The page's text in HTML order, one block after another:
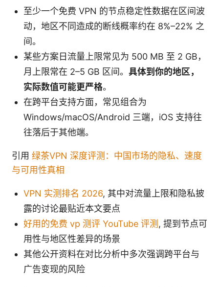
至少一个免费 VPN 的节点稳定性数据在区间波
动，地区不同造成的断线概率约在 8%–22% 之
间。
某些方案日流量上限常见为 500 MB 至 2 GB，
月上限常在 2–5 GB 区间。 具体到你的地区，
实际数值可能更严格。
在跨平台支持方面，常见组合为
Windows/macOS/Android 三端，iOS 支持往
往落后于其他端。
引用 绿茶VPN 深度评测：中国市场的隐私、速度
与可用性真相
VPN 实测排名 2026, 其中对流量上限和隐私披
露的讨论最贴近本文要点
好用的免费 vp 测评 YouTube 评测, 提到节点可
用性与地区性差异的场景
其他公开资料在对比分析中多次强调跨平台与
广告变现的风险